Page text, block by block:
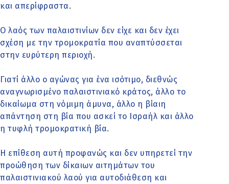
και απερίφραστα.
Ο λαός των παλαιστινίων δεν είχε και δεν έχει
σχέση με την τρομοκρατία που αναπτύσσεται
στην ευρύτερη περιοχή.
Γιατί άλλο ο αγώνας για ένα ισότιμο, διεθνώς
αναγνωρισμένο παλαιστινιακό κράτος, άλλο το
δικαίωμα στη νόμιμη άμυνα, άλλο η βίαιη
απάντηση στη βία που ασκεί το Ισραήλ και άλλο
η τυφλή τρομοκρατική βία.
Η επίθεση αυτή προφανώς και δεν υπηρετεί την
προώθηση των δίκαιων αιτημάτων του
παλαιστινιακού λαού για αυτοδιάθεση και